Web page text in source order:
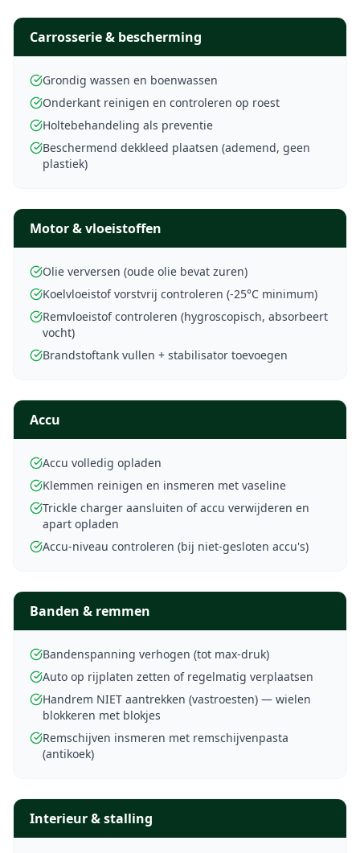
Carrosserie & bescherming
Grondig wassen en boenwassen
Onderkant reinigen en controleren op roest
Holtebehandeling als preventie
Beschermend dekkleed plaatsen (ademend, geen
plastiek)
Motor & vloeistoffen
Olie verversen (oude olie bevat zuren)
Koelvloeistof vorstvrij controleren (-25°C minimum)
Remvloeistof controleren (hygroscopisch, absorbeert
vocht)
Brandstoftank vullen + stabilisator toevoegen
Accu
Accu volledig opladen
Klemmen reinigen en insmeren met vaseline
Trickle charger aansluiten of accu verwijderen en
apart opladen
Accu-niveau controleren (bij niet-gesloten accu's)
Banden & remmen
Bandenspanning verhogen (tot max-druk)
Auto op rijplaten zetten of regelmatig verplaatsen
Handrem NIET aantrekken (vastroesten) — wielen
blokkeren met blokjes
Remschijven insmeren met remschijvenpasta
(antikoek)
Interieur & stalling